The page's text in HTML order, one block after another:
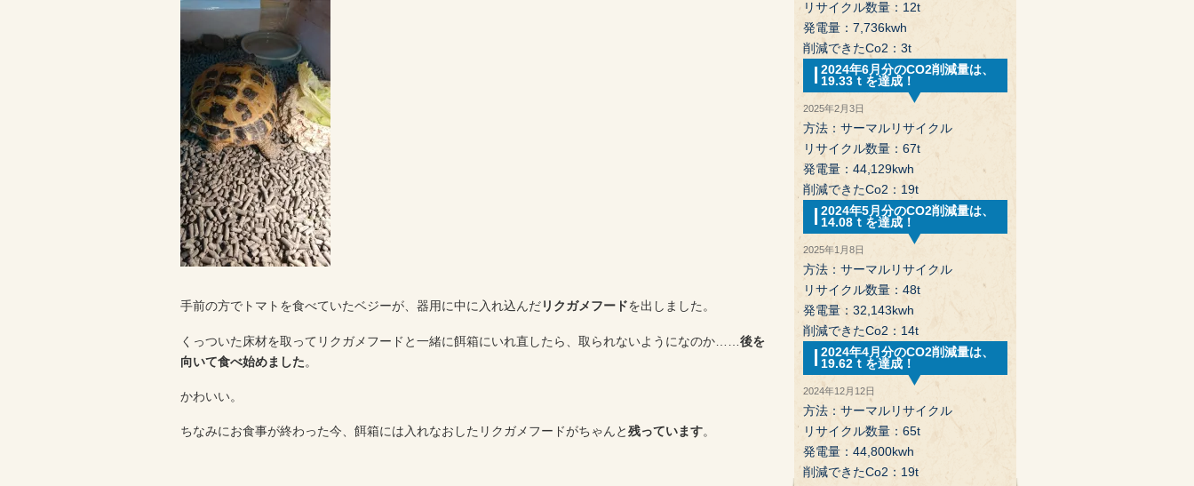
手前の方でトマトを食べていたベジーが、器用に中に入れ込んだ リクガメフードを出しました。
くっついた床材を取ってリクガメフードと一緒に餌箱にいれ直したら、取られないようになのか…… 後を
向いて食べ始めました 。
かわいい。
ちなみにお食事が終わった今、餌箱には入れなおしたリクガメフードがちゃんと 残っています。
リサイクル数量：12t
発電量：7,736kwh
削減できたCo2：3t
2024年6月分のCO2削減量は、
19.33ｔを達成！
2025年2月3日
方法：サーマルリサイクル
リサイクル数量：67t
発電量：44,129kwh
削減できたCo2：19t
2024年5月分のCO2削減量は、
14.08ｔを達成！
2025年1月8日
方法：サーマルリサイクル
リサイクル数量：48t
発電量：32,143kwh
削減できたCo2：14t
2024年4月分のCO2削減量は、
19.62ｔを達成！
2024年12月12日
方法：サーマルリサイクル
リサイクル数量：65t
発電量：44,800kwh
削減できたCo2：19t